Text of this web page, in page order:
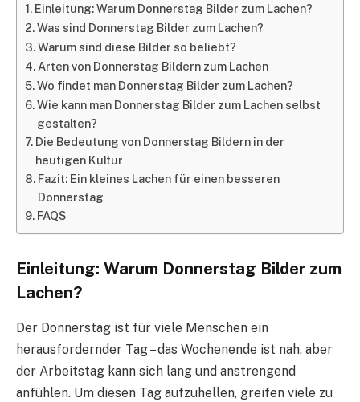
Einleitung: Warum Donnerstag Bilder zum Lachen?
Was sind Donnerstag Bilder zum Lachen?
Warum sind diese Bilder so beliebt?
Arten von Donnerstag Bildern zum Lachen
Wo findet man Donnerstag Bilder zum Lachen?
Wie kann man Donnerstag Bilder zum Lachen selbst
gestalten?
Die Bedeutung von Donnerstag Bildern in der
heutigen Kultur
Fazit: Ein kleines Lachen für einen besseren
Donnerstag
FAQS
Einleitung: Warum Donnerstag Bilder zum
Lachen?
Der Donnerstag ist für viele Menschen ein
herausfordernder Tag – das Wochenende ist nah, aber
der Arbeitstag kann sich lang und anstrengend
anfühlen. Um diesen Tag aufzuhellen, greifen viele zu